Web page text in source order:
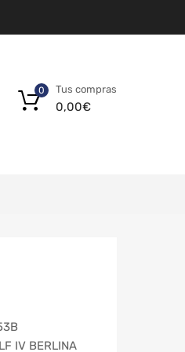
Tus compras
0,00€
0
IV BERLINA